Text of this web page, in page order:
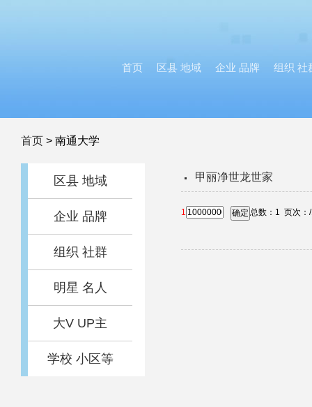
首页 区县 地域 企业 品牌 组织 社
首页 > 南通大学
区县 地域
企业 品牌
组织 社群
明星 名人
大V UP主
学校 小区等
甲丽净世龙世家
总数： 1 页次：
1 确定